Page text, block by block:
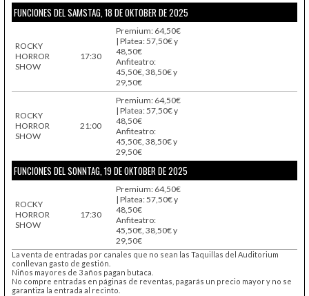
FUNCIONES DEL SAMSTAG, 18 DE OKTOBER DE 2025
ROCKY
HORROR
SHOW
17:30
Premium: 64,50€
| Platea: 57,50€ y
48,50€
Anfiteatro:
45,50€, 38,50€ y
29,50€
ROCKY
HORROR
SHOW
21:00
Premium: 64,50€
| Platea: 57,50€ y
48,50€
Anfiteatro:
45,50€, 38,50€ y
29,50€
FUNCIONES DEL SONNTAG, 19 DE OKTOBER DE 2025
ROCKY
HORROR
SHOW
17:30
Premium: 64,50€
| Platea: 57,50€ y
48,50€
Anfiteatro:
45,50€, 38,50€ y
29,50€
La venta de entradas por canales que no sean las Taquillas del Auditorium
conllevan gasto de gestión.
Niños mayores de 3 años pagan butaca.
No compre entradas en páginas de reventas, pagarás un precio mayor y no se
garantiza la entrada al recinto.